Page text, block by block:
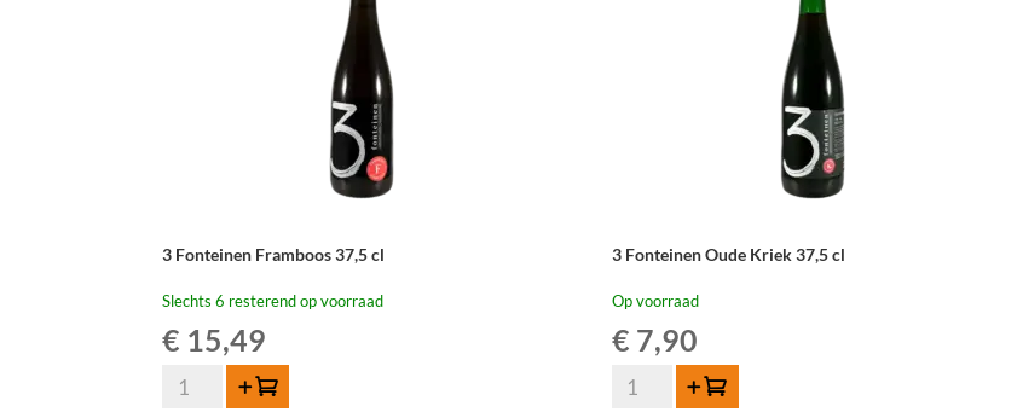
3 Fonteinen Framboos 37,5 cl
Slechts 6 resterend op voorraad
€ 15,49
Fonteinen
Toevoegen
3 Fonteinen Oude Kriek 37,5 cl
Op voorraad
€ 7,90
Fonteinen
Toevoegen